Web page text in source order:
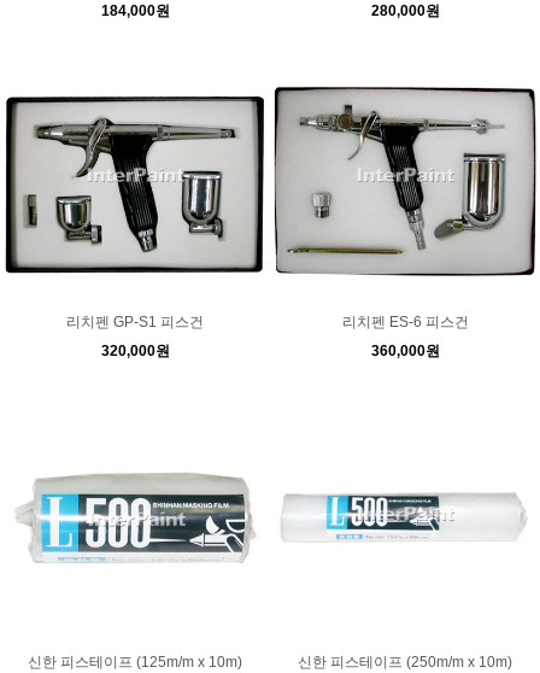
184,000원
280,000원
리치펜 GP-S1 피스건
320,000원
리치펜 ES-6 피스건
360,000원
신한 피스테이프 (125m/m x 10m)
신한 피스테이프 (250m/m x 10m)